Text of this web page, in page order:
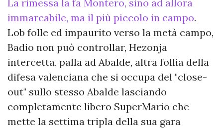
La rimessa la fa Montero, sino ad allora
immarcabile, ma il più piccolo in campo.
Lob folle ed impaurito verso la metà campo,
Badio non può controllar, Hezonja
intercetta, palla ad Abalde, altra follia della
difesa valenciana che si occupa del "close-
out" sullo stesso Abalde lasciando
completamente libero SuperMario che
mette la settima tripla della sua gara